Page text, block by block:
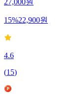
27,000원
15%22,900원
4.6
(15)